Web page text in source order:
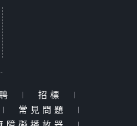
| 招標
|
| 常見問題
|